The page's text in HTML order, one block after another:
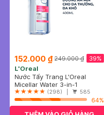
152.000 ₫ 39%
249.000 ₫
L'Oreal
Nước Tẩy Trang L'Oreal
Dưỡng Ẩm Cho Da Thường,
Khô 400ml
Micellar Water 3-in-1
Moisturizing Even For
Sensitive Skin
(298) | 585
64%